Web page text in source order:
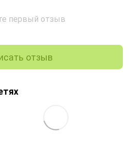
первый отзыв
отзыв